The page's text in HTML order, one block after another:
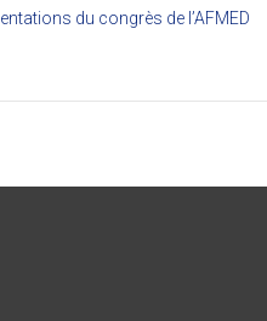
du congrès de l’AFMED